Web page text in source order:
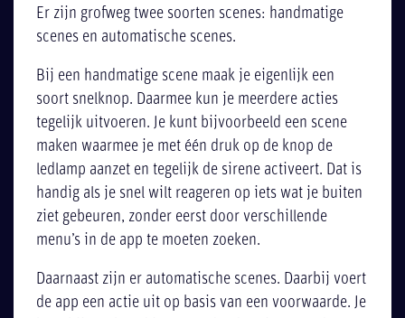
Er zijn grofweg twee soorten scenes: handmatige
scenes en automatische scenes.
Bij een handmatige scene maak je eigenlijk een
soort snelknop. Daarmee kun je meerdere acties
tegelijk uitvoeren. Je kunt bijvoorbeeld een scene
maken waarmee je met één druk op de knop de
ledlamp aanzet en tegelijk de sirene activeert. Dat is
handig als je snel wilt reageren op iets wat je buiten
ziet gebeuren, zonder eerst door verschillende
menu’s in de app te moeten zoeken.
Daarnaast zijn er automatische scenes. Daarbij voert
de app een actie uit op basis van een voorwaarde. Je